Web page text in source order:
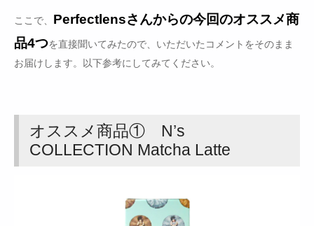
ここで、 Perfectlensさんからの今回のオススメ商
品4つを直接聞いてみたので、いただいたコメントをそのまま
お届けします。以下参考にしてみてください。
オススメ商品① N’s
COLLECTION Matcha Latte